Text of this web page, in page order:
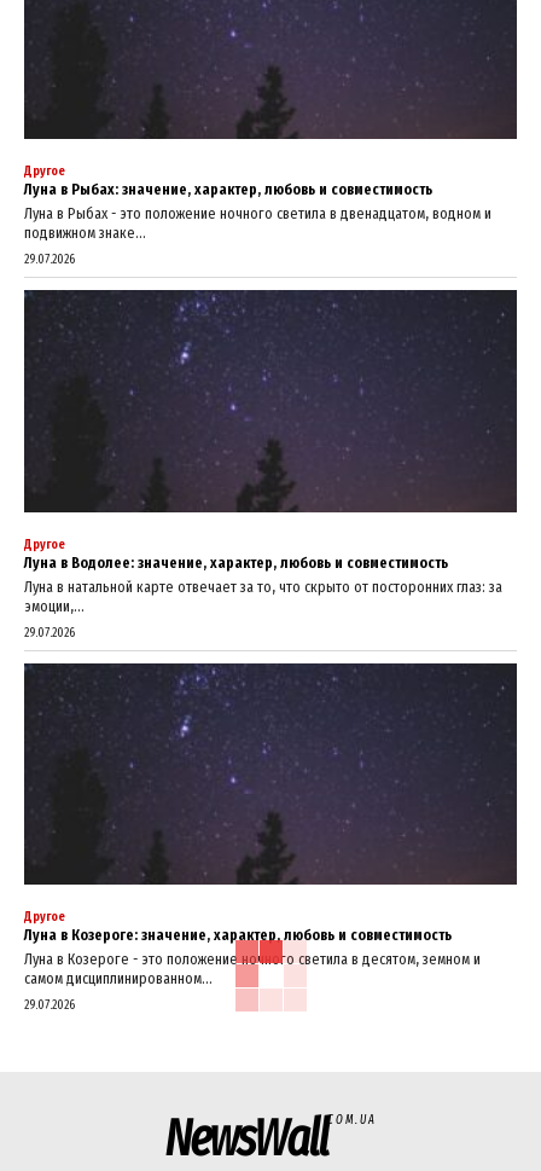
Другое
Луна в Рыбах: значение, характер, любовь и совместимость
Луна в Рыбах - это положение ночного светила в двенадцатом, водном и
подвижном знаке...
29.07.2026
Другое
Луна в Водолее: значение, характер, любовь и совместимость
Луна в натальной карте отвечает за то, что скрыто от посторонних глаз: за
эмоции,...
29.07.2026
Другое
Луна в Козероге: значение, характер, любовь и совместимость
Луна в Козероге - это положение ночного светила в десятом, земном и
самом дисциплинированном...
29.07.2026
NewsWallCOM.UA